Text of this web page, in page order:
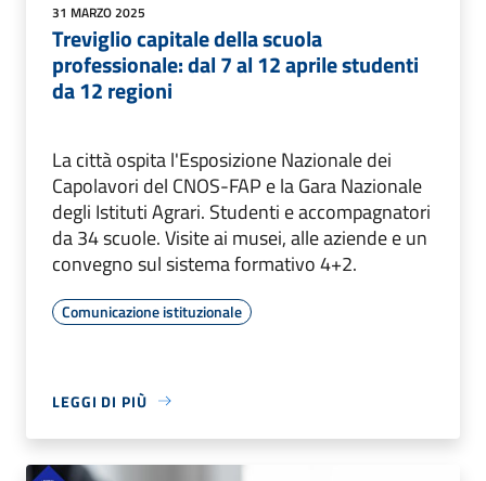
31 MARZO 2025
Treviglio capitale della scuola
professionale: dal 7 al 12 aprile studenti
da 12 regioni
La città ospita l'Esposizione Nazionale dei
Capolavori del CNOS-FAP e la Gara Nazionale
degli Istituti Agrari. Studenti e accompagnatori
da 34 scuole. Visite ai musei, alle aziende e un
convegno sul sistema formativo 4+2.
Comunicazione istituzionale
LEGGI DI PIÙ